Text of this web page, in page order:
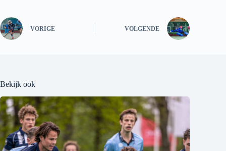
VORIGE VOLGENDE
Bekijk ook